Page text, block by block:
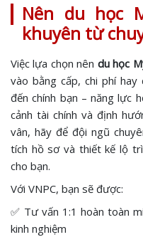
Nên du học
khuyên từ
Việc lựa chọn nên du học
vào bằng cấp, chi phí hay
đến chính bạn – năng lực
cảnh tài chính và định
vân, hãy để đội ngũ
tích hồ sơ và thiết kế lộ
cho bạn.
Với VNPC, bạn sẽ được:
✅ Tư vấn 1:1 hoàn toàn
kinh nghiệm